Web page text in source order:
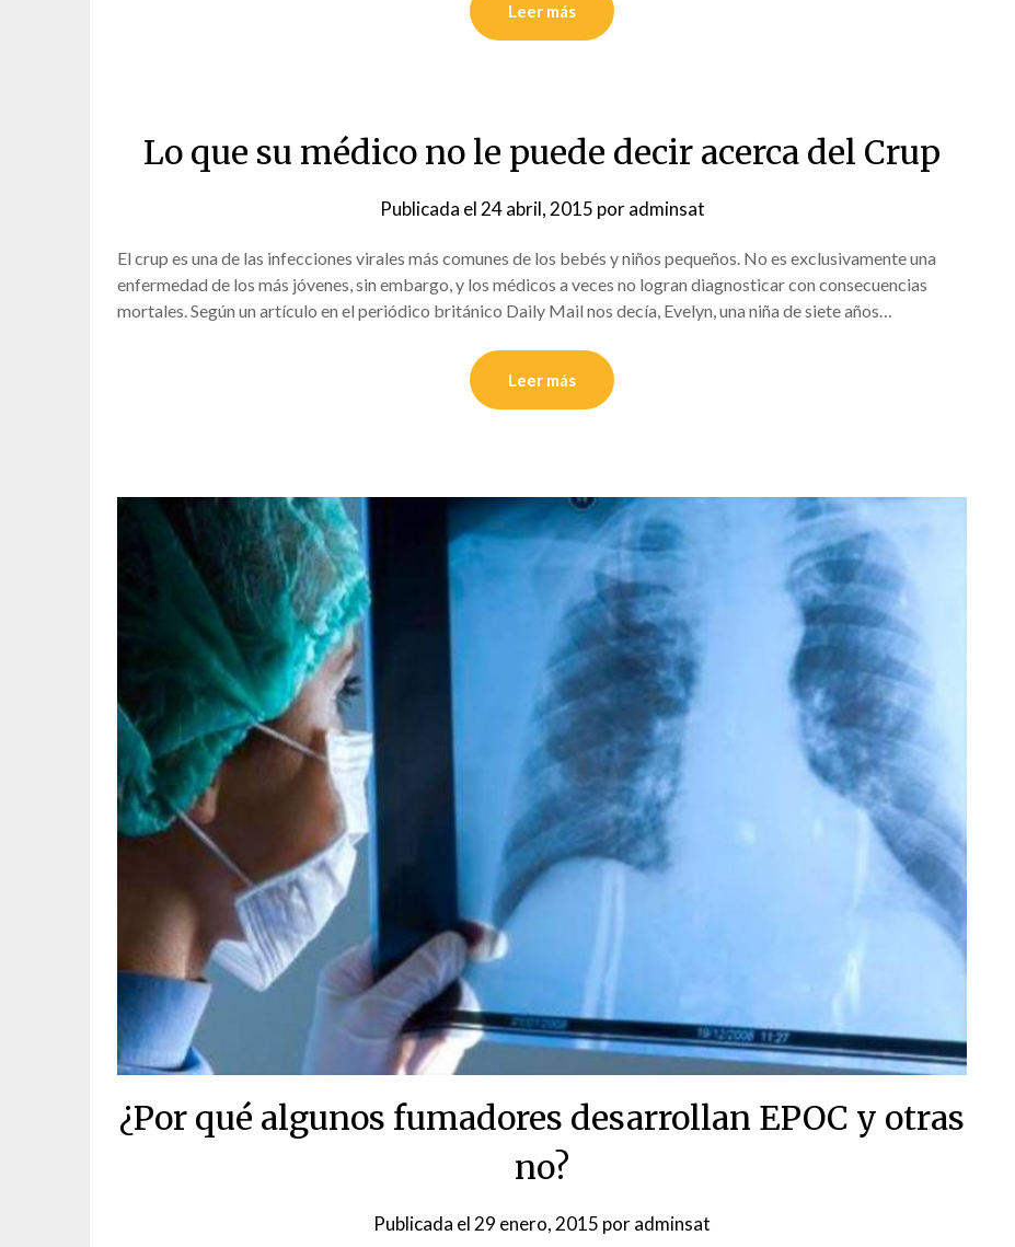
Leer más
Lo que su médico no le puede decir acerca del Crup
Publicada el24 abril, 2015 poradminsat
El crup es una de las infecciones virales más comunes de los bebés y niños pequeños. No es exclusivamente una
enfermedad de los más jóvenes, sin embargo, y los médicos a veces no logran diagnosticar con consecuencias
mortales. Según un artículo en el periódico británico Daily Mail nos decía, Evelyn, una niña de siete años…
Leer más
¿Por qué algunos fumadores desarrollan EPOC y otras
no?
Publicada el 29 enero, 2015 poradminsat